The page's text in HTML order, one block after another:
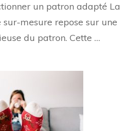
un patron adapté La
sur-mesure repose sur une
du patron. Cette …